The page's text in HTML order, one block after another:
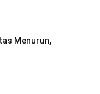
Menurun,